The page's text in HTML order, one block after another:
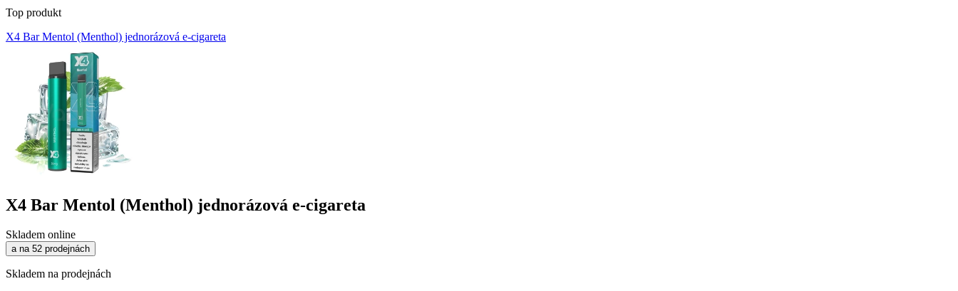
Top produkt
X4 Bar Mentol (Menthol) jednorázová e-cigareta
X4 Bar Mentol (Menthol) jednorázová e-cigareta
Skladem online
a na 52 prodejnách
Skladem na prodejnách